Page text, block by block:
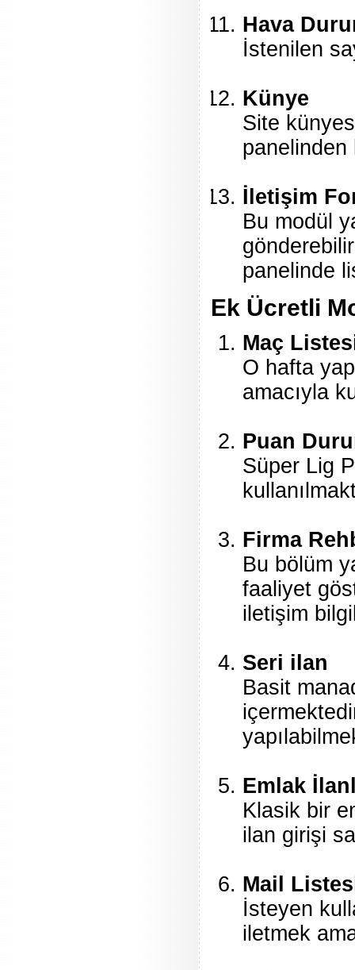
Hava
İstenilen
Künye
Site
İletişim
Bu modül
panelinde
Ek Ücretli
Maç
O hafta
amacıyla
Puan
Süper Lig
Firma
Bu bölüm
faaliyet
iletişim
Seri ilan
Basit
Emlak
Klasik bir
ilan girişi
Mail
İsteyen
iletmek